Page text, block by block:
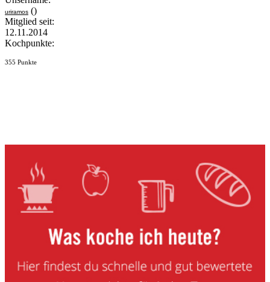
uriramos ()
Mitglied seit:
12.11.2014
Kochpunkte:
355 Punkte